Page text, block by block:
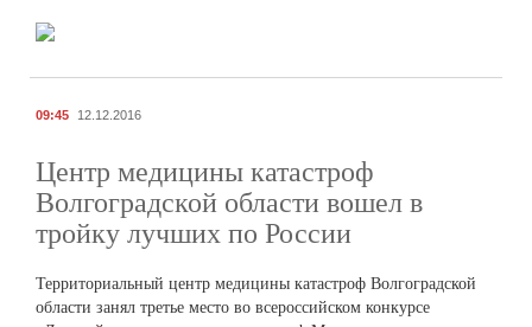
09:45 12.12.2016
Центр медицины катастроф
Волгоградской области вошел в
тройку лучших по России
Территориальный центр медицины катастроф Волгоградской
области занял третье место во всероссийском конкурсе